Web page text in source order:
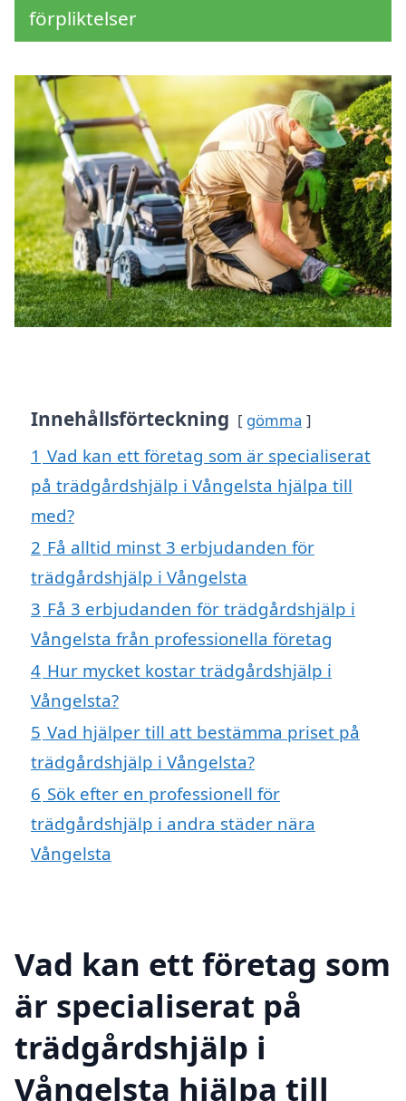
förpliktelser
Innehållsförteckning gömma
1 Vad kan ett företag som är specialiserat
på trädgårdshjälp i Vångelsta hjälpa till
med?
2 Få alltid minst 3 erbjudanden för
trädgårdshjälp i Vångelsta
3 Få 3 erbjudanden för trädgårdshjälp i
Vångelsta från professionella företag
4 Hur mycket kostar trädgårdshjälp i
Vångelsta?
5 Vad hjälper till att bestämma priset på
trädgårdshjälp i Vångelsta?
6 Sök efter en professionell för
trädgårdshjälp i andra städer nära
Vångelsta
Vad kan ett företag som
är specialiserat på
trädgårdshjälp i
Vångelsta hjälpa till